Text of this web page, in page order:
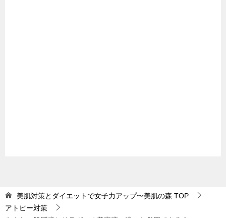
美肌対策とダイエットで女子力アップ〜美肌の森 TOP
アトピー対策